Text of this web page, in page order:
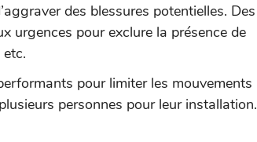
des blessures potentielles. Des
urgences pour exclure la présence de
pour limiter les mouvements
personnes pour leur installation.